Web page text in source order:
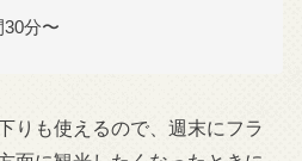
分〜
りも使えるので、週末にフラ